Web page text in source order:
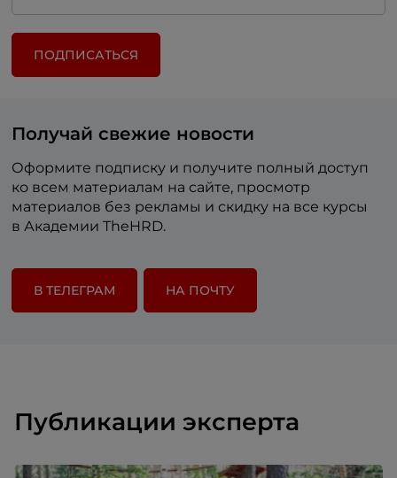
ПОДПИСАТЬСЯ
Получай свежие новости
Оформите подписку и получите полный доступ
ко всем материалам на сайте, просмотр
материалов без рекламы и скидку на все курсы
в Академии TheHRD.
В ТЕЛЕГРАМ НА ПОЧТУ
Публикации эксперта